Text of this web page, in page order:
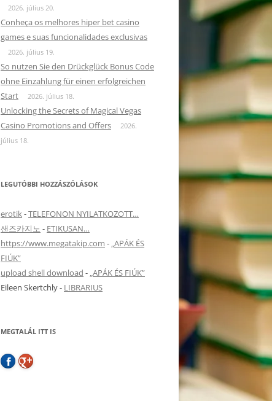
2026. július 20.
Conheça os melhores hiper bet casino
games e suas funcionalidades exclusivas
2026. július 19.
So nutzen Sie den Drückglück Bonus Code
ohne Einzahlung für einen erfolgreichen
Start
2026. július 18.
Unlocking the Secrets of Magical Vegas
Casino Promotions and Offers
2026.
július 18.
LEGUTÓBBI HOZZÁSZÓLÁSOK
erotik-TELEFONON NYILATKOZOTT…
샌즈카지노 - ETIKUSAN…
https://www.megatakip.com - „APÁK ÉS
FIÚK”
upload shell download - „APÁK ÉS FIÚK”
Eileen Skertchly- LIBRARIUS
MEGTALÁL ITT IS